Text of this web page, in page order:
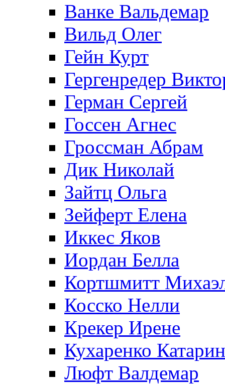
Ванке Вальдемар
Вильд Олег
Гейн Курт
Гергенредер
Герман Сергей
Госсен Агнес
Гроссман Абрам
Дик Николай
Зайтц Ольга
Зейферт Елена
Иккес Яков
Иордан Белла
Кортшмитт
Косско Нелли
Крекер Ирене
Кухаренко
Люфт Валдемaр